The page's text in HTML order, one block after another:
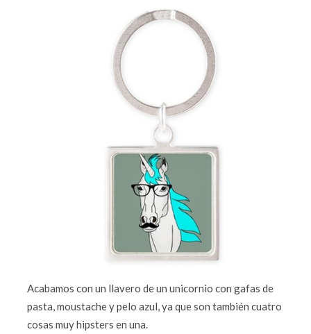
Acabamos con un llavero de un unicornio con gafas de
pasta, moustache y pelo azul, ya que son también cuatro
cosas muy hipsters en una.